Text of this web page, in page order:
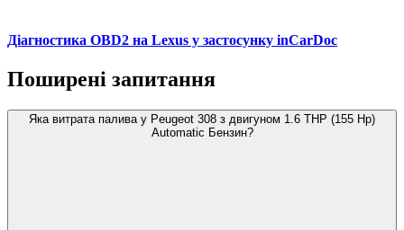
Діагностика OBD2 на Lexus у застосунку inCarDoc
Поширені запитання
Яка витрата палива у Peugeot 308 з двигуном 1.6 THP (155 Hp)
Automatic Бензин?